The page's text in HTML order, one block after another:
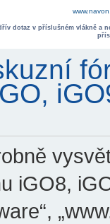
dotaz v příslušném vlákně a
iGO8,